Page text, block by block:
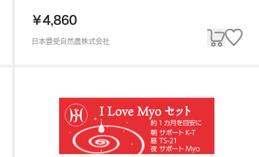
￥4,860
日本豊受自然農株式会社